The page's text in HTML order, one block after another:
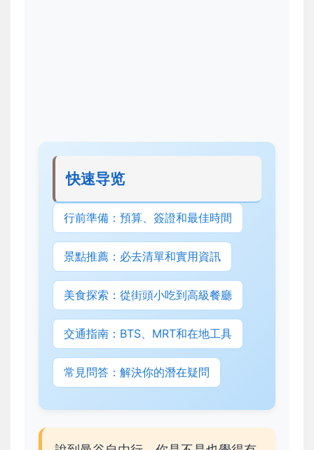
快速导览
行前準備：預算、簽證和最佳時間
景點推薦：必去清單和實用資訊
美食探索：從街頭小吃到高級餐廳
交通指南：BTS、MRT和在地工具
常見問答：解決你的潛在疑問